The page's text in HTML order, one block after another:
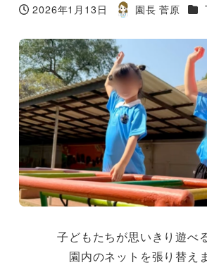
投稿日
2026年1月13日
著
園長 菅原 カ
子どもたちが思いきり遊べ
園内のネットを張り替え